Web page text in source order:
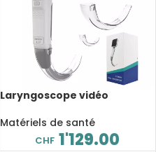
Laryngoscope vidéo
écran tactile 3.5 pouces,
pour professionnel
Matériels de santé
CHF 1'129.00